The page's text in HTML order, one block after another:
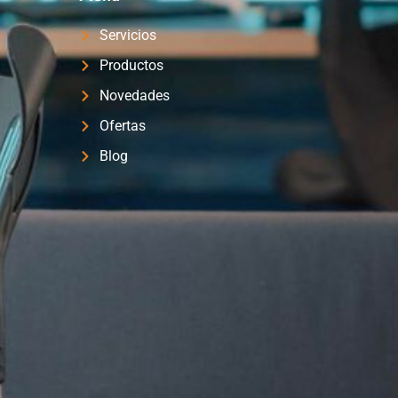
Servicios
Productos
Novedades
Ofertas
Blog